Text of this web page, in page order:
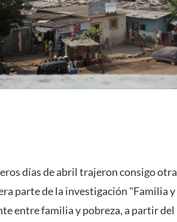
días de abril trajeron consigo otra
parte de la investigación "Familia y
entre familia y pobreza, a partir del